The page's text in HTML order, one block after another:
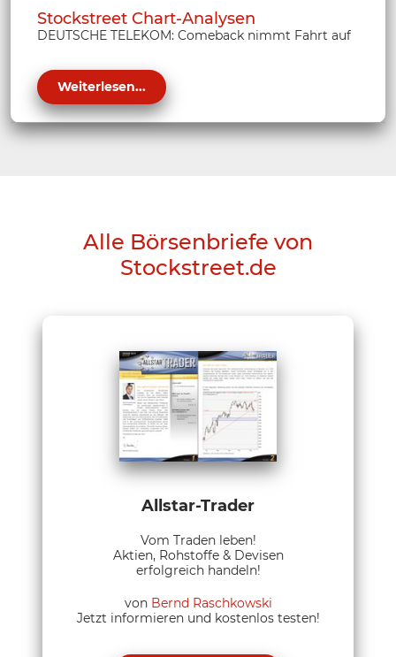
Stockstreet Chart-Analysen
DEUTSCHE TELEKOM: Comeback nimmt Fahrt auf
Weiterlesen...
Alle Börsenbriefe von
Stockstreet.de
Allstar-Trader
Vom Traden leben!
Aktien, Rohstoffe & Devisen
erfolgreich handeln!
von Bernd Raschkowski
Jetzt informieren und kostenlos testen!